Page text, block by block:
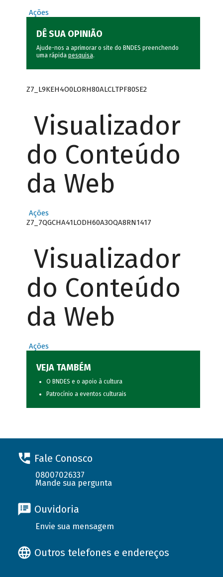
Ações
DÊ SUA OPINIÃO
Ajude-nos a aprimorar o site do BNDES preenchendo
uma rápida pesquisa.
Z7_L9KEH4O0LORH80ALCLTPF80SE2
Visualizador
do Conteúdo
da Web
Ações
Z7_7QGCHA41LODH60A3OQA8RN1417
Visualizador
do Conteúdo
da Web
Ações
VEJA TAMBÉM
O BNDES e o apoio à cultura
Patrocínio a eventos culturais
Fale Conosco
08007026337
Mande sua pergunta
Ouvidoria
Envie sua mensagem
Outros telefones e endereços